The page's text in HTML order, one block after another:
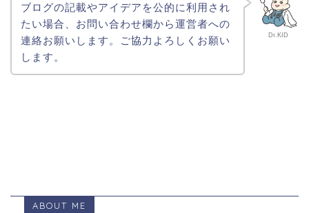
Dr.KID
ブログの記載やアイデアを公的に利用され
たい場合、お問い合わせ欄から運営者への
連絡お願いします。ご協力よろしくお願い
します。
ABOUT ME